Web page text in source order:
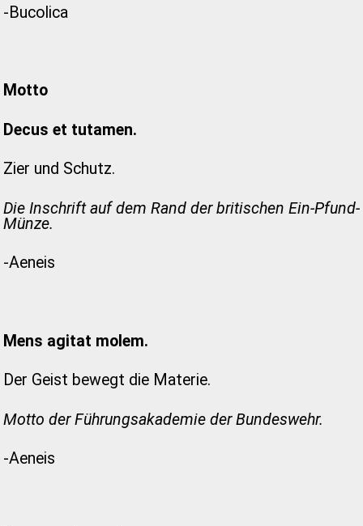
-Bucolica
Motto
Decus et tutamen.
Zier und Schutz.
Die Inschrift auf dem Rand der britischen Ein-Pfund-
Münze.
-Aeneis
Mens agitat molem.
Der Geist bewegt die Materie.
Motto der Führungsakademie der Bundeswehr.
-Aeneis